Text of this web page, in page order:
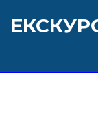
Хмельницької